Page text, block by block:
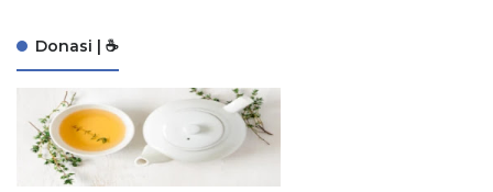
Donasi | ☕